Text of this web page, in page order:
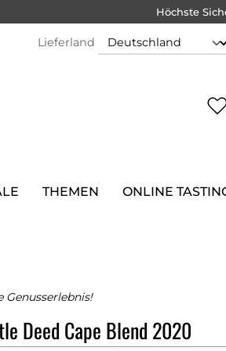
Höchste
Lieferland
THEMEN ONLINE
Deed Cape Blend 2020